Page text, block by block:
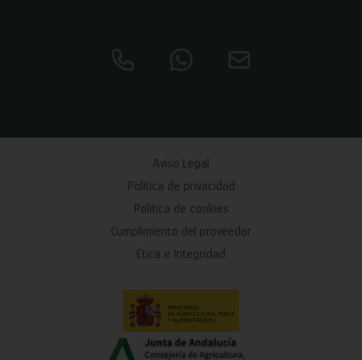
Aviso Legal
Política de privacidad
Política de cookies
Cumplimiento del proveedor
Ética e Integridad